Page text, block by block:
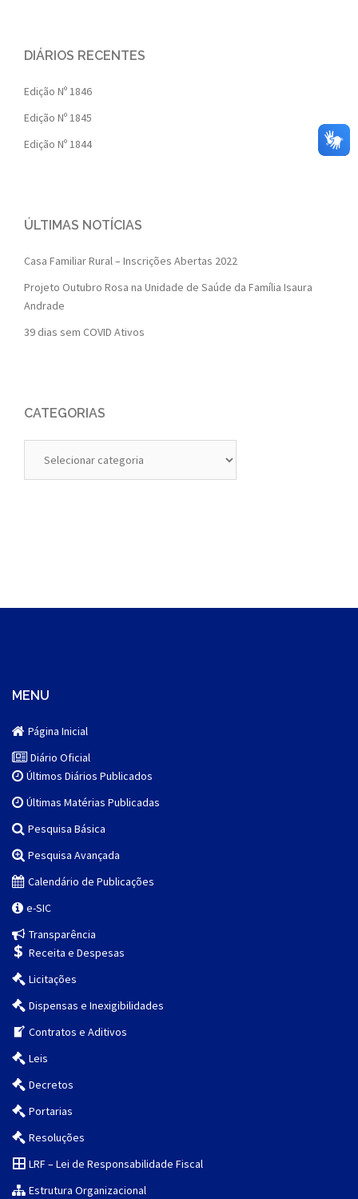
DIÁRIOS RECENTES
Edição Nº 1846
Edição Nº 1845
Edição Nº 1844
ÚLTIMAS NOTÍCIAS
Casa Familiar Rural – Inscrições Abertas 2022
Projeto Outubro Rosa na Unidade de Saúde da Família Isaura
Andrade
39 dias sem COVID Ativos
CATEGORIAS
MENU
Página Inicial
Diário Oficial
Últimos Diários Publicados
Últimas Matérias Publicadas
Pesquisa Básica
Pesquisa Avançada
Calendário de Publicações
e-SIC
Transparência
Receita e Despesas
Licitações
Dispensas e Inexigibilidades
Contratos e Aditivos
Leis
Decretos
Portarias
Resoluções
LRF – Lei de Responsabilidade Fiscal
Estrutura Organizacional